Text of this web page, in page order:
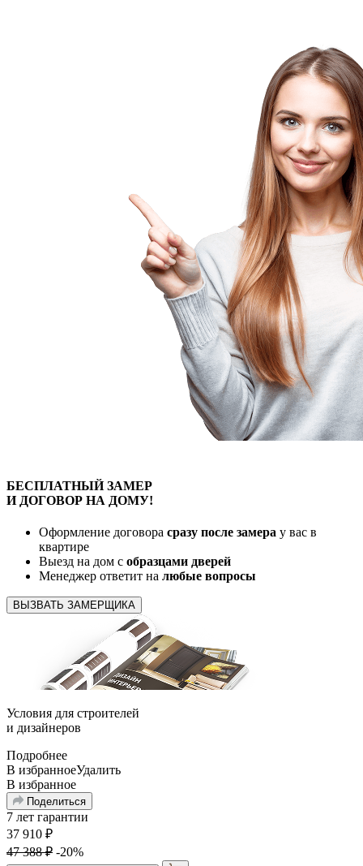
БЕСПЛАТНЫЙЗАМЕР
И ДОГОВОР НА ДОМУ!
Оформление договора сразу после замера у вас в
квартире
Выезд на дом с образцами дверей
Менеджер ответит на любые вопросы
ВЫЗВАТЬ ЗАМЕРЩИКА
Условия для строителей
и дизайнеров
Подробнее
В избранноеУдалить
В избранное
Поделиться
7 лет гарантии
37 910 ₽
47 388₽ -20%